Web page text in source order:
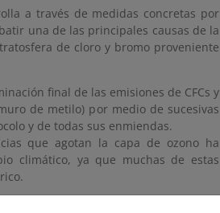
a través de medidas concretas por
una de las principales causas de la
de cloro y bromo proveniente
final de las emisiones de CFCs y
de metilo) por medio de sucesivas
y de todas sus enmiendas.
que agotan la capa de ozono ha
climático, ya que muchas de estas